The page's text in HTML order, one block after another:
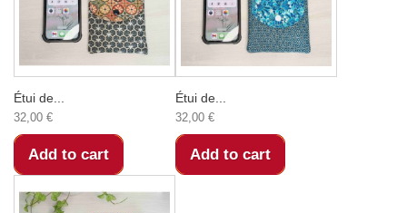
Étui de...
32,00 €
Add to cart
Étui de...
32,00 €
Add to cart